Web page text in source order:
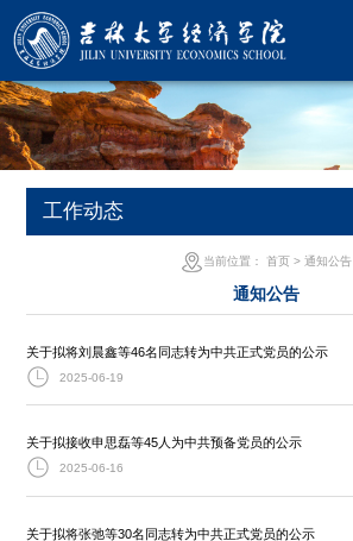
工作动态
当前位置： 首页> 通知公告
通知公告
关于拟将刘晨鑫等46名同志转为中共正式党员的公示
2025-06-19
关于拟接收申思磊等45人为中共预备党员的公示
2025-06-16
关于拟将张弛等30名同志转为中共正式党员的公示